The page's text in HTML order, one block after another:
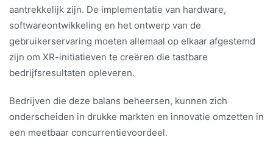
aantrekkelijk zijn. De implementatie van hardware,
softwareontwikkeling en het ontwerp van de
gebruikerservaring moeten allemaal op elkaar afgestemd
zijn om XR-initiatieven te creëren die tastbare
bedrijfsresultaten opleveren.
Bedrijven die deze balans beheersen, kunnen zich
onderscheiden in drukke markten en innovatie omzetten in
een meetbaar concurrentievoordeel.